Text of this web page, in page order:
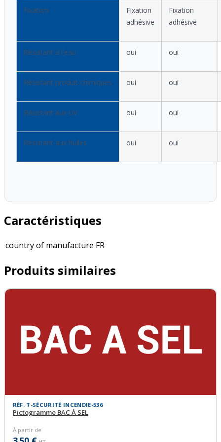
Fixation
Fixation
adhésive
Fixation
adhésive
Résistant à l'eau oui oui
Résistant produit chimiques oui oui
Résistant aux UV oui oui
Résistant aux huiles oui oui
Caractéristiques
country of manufacture FR
Produits similaires
RÉF. T-SÉCURITÉ INCENDIE-536
Pictogramme BAC À SEL
À partir de